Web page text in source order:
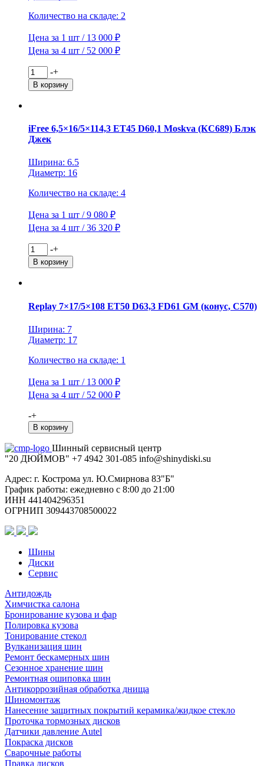
Количество на складе: 2
Цена за 1 шт / 13 000 ₽
Цена за 4 шт / 52 000 ₽
Количество
товара
Replay
D60,1
TY112
Sil
C570)
-+
В корзину
iFree 6,5×16/5×114,3 ET45 D60,1 Moskva (КС689) Блэк
Джек
Ширина: 6.5
Диаметр: 16
Количество на складе: 4
Цена за 1 шт / 9 080 ₽
Цена за 4 шт / 36 320 ₽
Количество
товара
iFree
D60,1
Moskva
Блэк
Джек
-+
В корзину
Replay 7×17/5×108 ET50 D63,3 FD61 GM (конус, C570)
Ширина: 7
Диаметр: 17
Количество на складе: 1
Цена за 1 шт / 13 000 ₽
Цена за 4 шт / 52 000 ₽
Количество
товара
Replay
7x17/5x108
ET50
FD61
GM
(конус,
C570)
-+
В корзину
Шинный сервисный центр
"20 ДЮЙМОВ" +7 4942 301-085 info@shinydiski.su
Адрес: г. Кострома ул. Ю.Смирнова 83"Б"
График работы: ежедневно с 8:00 до 21:00
ИНН 441404296351
ОГРНИП 309443708500022
Шины
Диски
Сервис
Антидождь
Химчистка салона
Бронирование кузова и фар
Полировка кузова
Тонирование стекол
Вулканизация шин
Ремонт бескамерных шин
Сезонное хранение шин
Ремонтная ошиповка шин
Антикоррозийная обработка днища
Шиномонтаж
Нанесение защитных покрытий керамика/жидкое стекло
Проточка тормозных дисков
Датчики давление Autel
Покраска дисков
Сварочные работы
Правка дисков